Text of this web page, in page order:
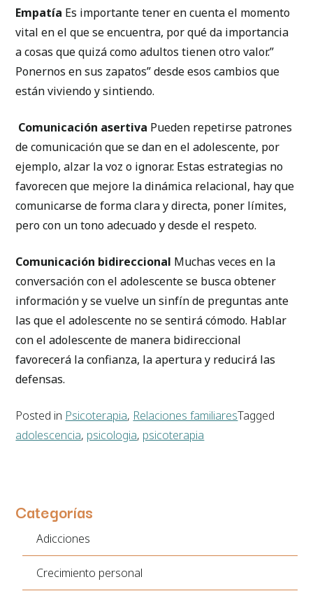
Empatía Es importante tener en cuenta el momento
vital en el que se encuentra, por qué da importancia
a cosas que quizá como adultos tienen otro valor.”
Ponernos en sus zapatos” desde esos cambios que
están viviendo y sintiendo.
Comunicación asertiva Pueden repetirse patrones
de comunicación que se dan en el adolescente, por
ejemplo, alzar la voz o ignorar. Estas estrategias no
favorecen que mejore la dinámica relacional, hay que
comunicarse de forma clara y directa, poner límites,
pero con un tono adecuado y desde el respeto.
Comunicación bidireccional Muchas veces en la
conversación con el adolescente se busca obtener
información y se vuelve un sinfín de preguntas ante
las que el adolescente no se sentirá cómodo. Hablar
con el adolescente de manera bidireccional
favorecerá la confianza, la apertura y reducirá las
defensas.
Posted in Psicoterapia, Relaciones familiaresTagged
adolescencia, psicologia, psicoterapia
Categorías
Adicciones
Crecimiento personal